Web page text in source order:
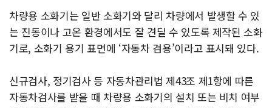
차량용 소화기는 일반 소화기와 달리 차량에서 발생할 수 있
는 진동이나 고온 환경에서도 잘 견딜 수 있도록 제작된 소화
기로, 소화기 용기 표면에 ‘자동차 겸용’이라고 표시돼 있다.
신규검사, 정기검사 등 자동차관리법 제43조 제1항에 따른
자동차검사를 받을 때 차량용 소화기의 설치 또는 비치 여부